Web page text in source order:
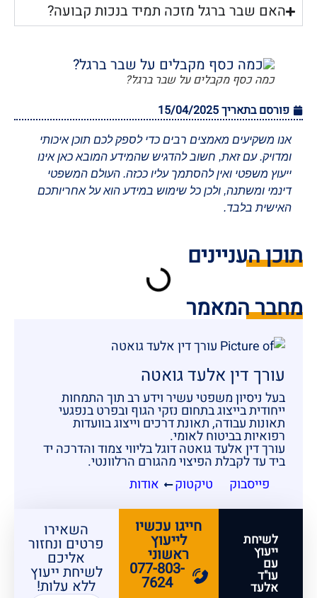
האם שבר ברגל מזכה תמיד בנכות קבועה?
כמה כסף מקבלים על שבר ברגל?
פורסם בתאריך15/04/2025
אנו משקיעים מאמצים רבים כדי לספק לכם תוכן איכותי
ומדויק. עם זאת, חשוב להדגיש שהמידע המובא כאן אינו
ייעוץ משפטי ואין להסתמך עליו ככזה. העולם המשפטי
דינמי ומשתנה, ולכן כל שימוש במידע הוא על אחריותכם
האישית בלבד.
תוכן העניינים
מחבר המאמר
עורך דין אלעד גואטה
בעל ניסיון משפטי עשיר וידע רב תוך התמחות
ייחודית בייצוג בתחום נזקי הגוף ובפרט בנפגעי
תאונות עבודה, תאונת דרכים וייצוג בוועדות
רפואיות בביטוח לאומי.
עורך דין אלעד גואטה דוגל בליווי צמוד והדרכה יד
ביד עד לקבלת הפיצוי מהגורם הרלוונטי.
פייסבוק
טיקטוק אודות
לשיחת
ייעוץ
עם
עו"ד
אלעד
חייגו עכשיו
לייעוץ
ראשוני
077-803-
7624
השאירו
פרטים ונחזור
אליכם
לשיחת ייעוץ
ללא עלות!